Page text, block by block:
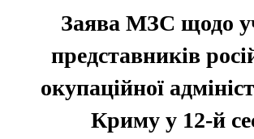
Заява МЗС щодо
представників
окупаційної
Криму у 12-й